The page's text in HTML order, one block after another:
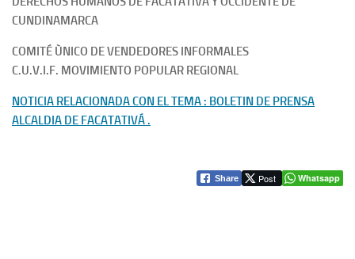
CUNDINAMARCA
COMITÉ ÙNICO DE VENDEDORES INFORMALES
C.U.V.I.F. MOVIMIENTO POPULAR REGIONAL
NOTICIA RELACIONADA CON EL TEMA : BOLETIN DE PRENSA
ALCALDIA DE FACATATIVÁ .
Share Post Whatsapp